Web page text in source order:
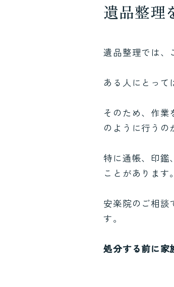
遺品整理
遺品整理では、
ある人にとって
そのため、作業
のように行うの
特に通帳、印鑑
ことがあります。
安楽院のご相談
す。
処分する前に家